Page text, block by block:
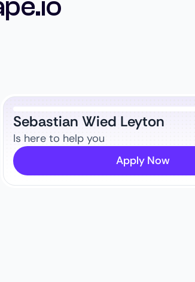
Sebastian Wied Leyton
Is here to help you
Apply Now